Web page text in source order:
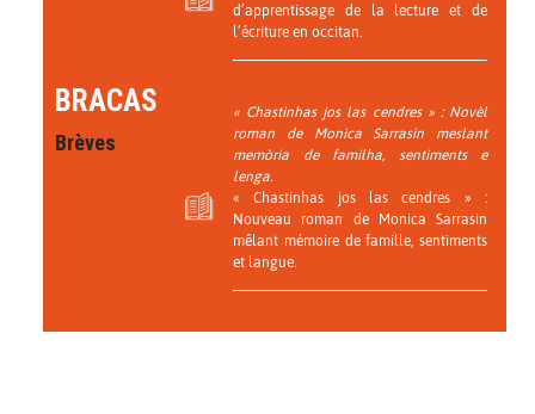
BRACAS
Brèves
d’apprentissage de la lecture et de
l’écriture en occitan.
« Chastinhas jos las cendres » : Novèl
roman de Monica Sarrasin meslant
memòria de familha, sentiments e
lenga.
« Chastinhas jos las cendres » :
Nouveau roman de Monica Sarrasin
mêlant mémoire de famille, sentiments
et langue.